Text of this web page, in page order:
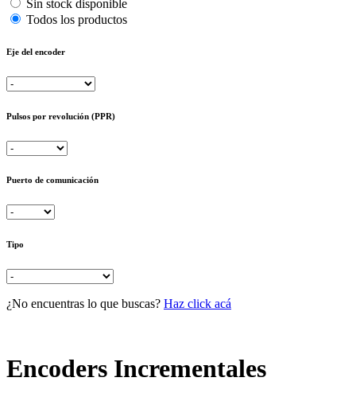
Sin stock disponible
Todos los productos
Eje del encoder
Pulsos por revolución (PPR)
Puerto de comunicación
Tipo
¿No encuentras lo que buscas? Haz click acá
Encoders Incrementales